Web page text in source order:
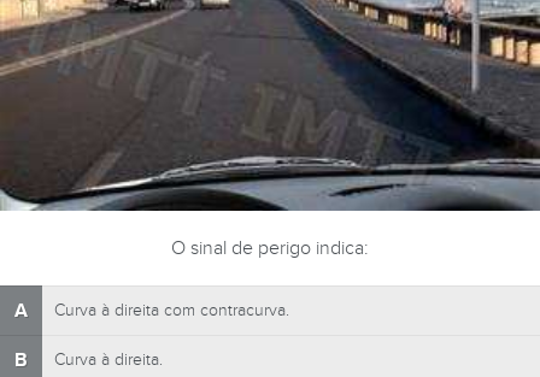
O sinal de perigo indica:
A Curva à direita com contracurva.
B Curva à direita.